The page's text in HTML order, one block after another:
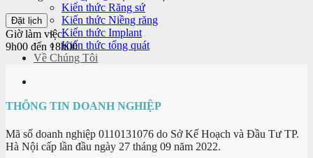
Kiến thức Răng sứ
Kiến thức Niềng răng
Kiến thức Implant
Kiến thức tổng quát
Về Chúng Tôi
Giờ làm việc:
9h00 đến 18h00
THÔNG TIN DOANH NGHIỆP
Mã số doanh nghiệp 0110131076 do Sở Kế Hoạch và Đầu Tư TP.
Hà Nội cấp lần đầu ngày 27 tháng 09 năm 2022.